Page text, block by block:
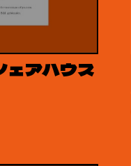
アハウス